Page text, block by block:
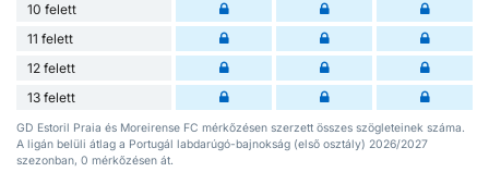
10 felett
11 felett
12 felett
13 felett
GD Estoril Praia és Moreirense FC mérkőzésen szerzett összes szögleteinek száma.
A ligán belüli átlag a Portugál labdarúgó-bajnokság (első osztály) 2026/2027
szezonban, 0 mérkőzésen át.